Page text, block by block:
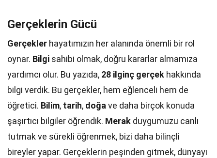
Gerçeklerin Gücü
Gerçekler hayatımızın her alanında önemli bir rol
oynar. Bilgi sahibi olmak, doğru kararlar almamıza
yardımcı olur. Bu yazıda, 28 ilginç gerçek hakkında
bilgi verdik. Bu gerçekler, hem eğlenceli hem de
öğretici. Bilim, tarih, doğa ve daha birçok konuda
şaşırtıcı bilgiler öğrendik. Merak duygumuzu canlı
tutmak ve sürekli öğrenmek, bizi daha bilinçli
bireyler yapar. Gerçeklerin peşinden gitmek, dünyayı